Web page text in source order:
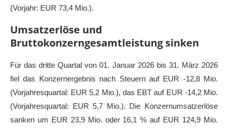
(Vorjahr: EUR 73,4 Mio.).
Umsatzerlöse und
Bruttokonzerngesamtleistung sinken
Für das dritte Quartal von 01. Januar 2026 bis 31. März 2026
fiel das Konzernergebnis nach Steuern auf EUR -12,8 Mio.
(Vorjahresquartal: EUR 5,2 Mio.), das EBT auf EUR -14,2 Mio.
(Vorjahresquartal: EUR 5,7 Mio.). Die Konzernumsatzerlöse
sanken um EUR 23,9 Mio. oder 16,1 % auf EUR 124,9 Mio.